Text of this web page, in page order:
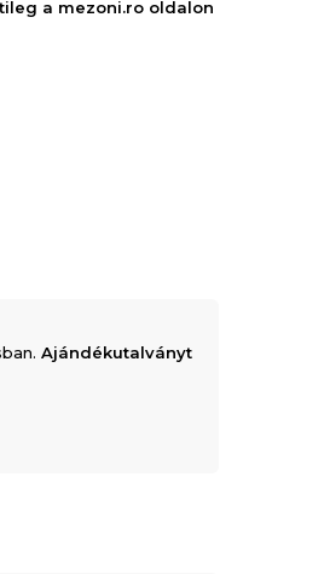
a mezoni.ro oldalon
Ajándékutalványt